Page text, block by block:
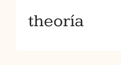
theoría